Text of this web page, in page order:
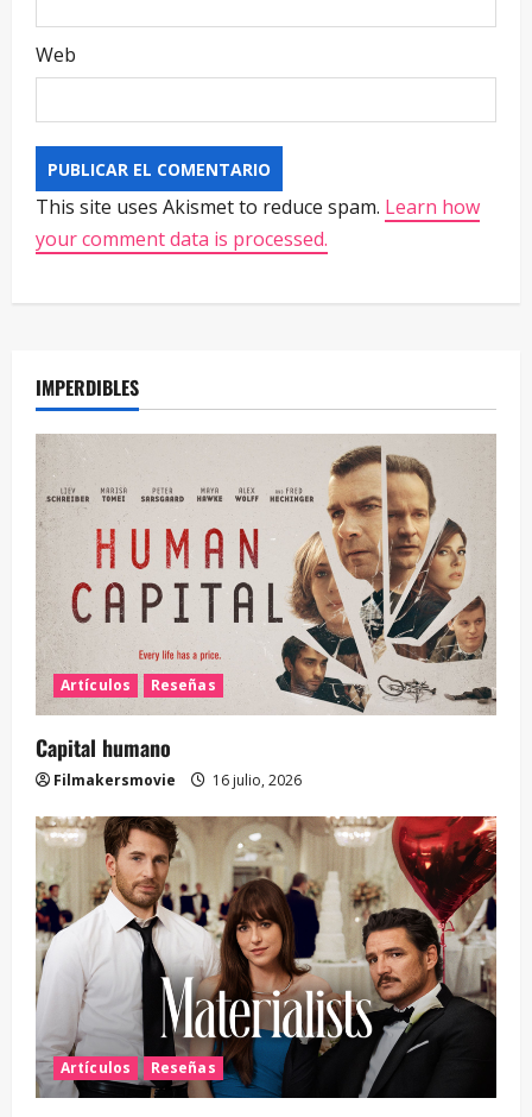
Web
This site uses Akismet to reduce spam. Learn how
your comment data is processed.
IMPERDIBLES
Artículos Reseñas
Capital humano
Filmakersmovie 16 julio, 2026
Artículos Reseñas